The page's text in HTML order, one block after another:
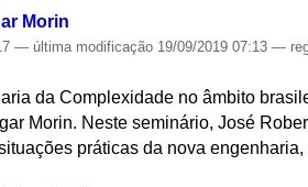
Morin
— última modificação 19/09/2019 07:13—
da Complexidade no âmbito
Morin. Neste seminário, José
práticas da nova